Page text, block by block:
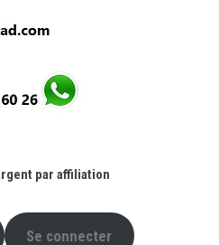
par affiliation
Se connecter